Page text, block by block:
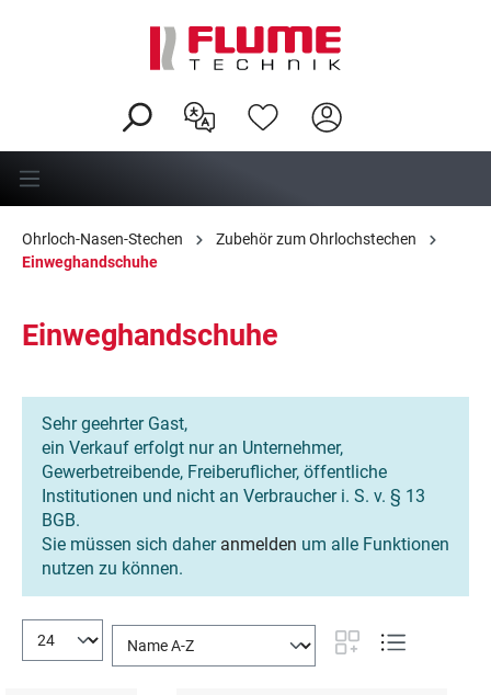
Ohrloch-Nasen-Stechen
Zubehör zum Ohrlochstechen
Einweghandschuhe
Einweghandschuhe
Sehr geehrter Gast,
ein Verkauf erfolgt nur an Unternehmer,
Gewerbetreibende, Freiberuflicher, öffentliche
Institutionen und nicht an Verbraucher i. S. v. § 13
BGB.
Sie müssen sich daher anmelden um alle Funktionen
nutzen zu können.